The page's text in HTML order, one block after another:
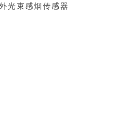
光束感烟传感器